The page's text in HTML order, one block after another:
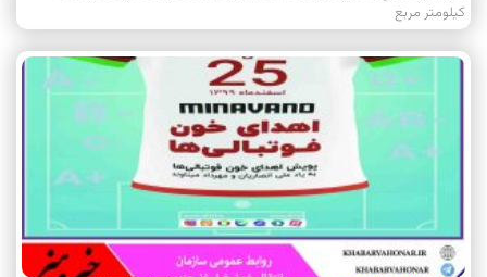
کیلومتر مربع